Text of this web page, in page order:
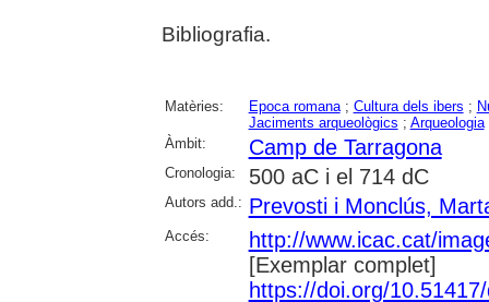
Bibliografia.
Matèries: Epoca romana; Cultura dels ibers ;
Jaciments arqueològics ; Arqueologia
Àmbit:
Camp de Tarragona
Cronologia: 500 aC i el 714 dC
Autors add.: Prevosti i Monclús,
Accés:
http://www.icac.cat/
[Exemplar complet]
https://doi.org/